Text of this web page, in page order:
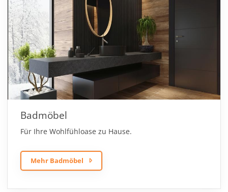
Badmöbel
Für Ihre Wohlfühloase zu Hause.
Mehr Badmöbel